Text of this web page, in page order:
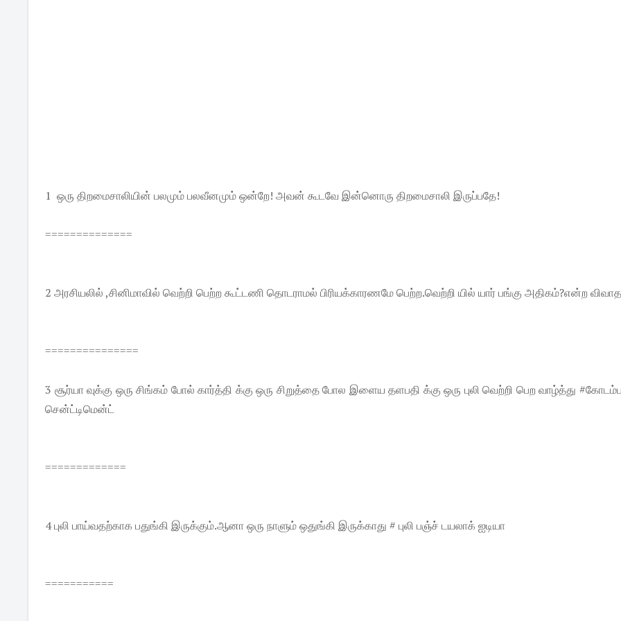
1 ஒரு திறமைசாலியின் பலமும் பலவீனமும் ஒன்றே! அவன் கூடவே இன்னொரு திறமைசாலி இருப்பதே!
==============
2 அரசியலில் ,சினிமாவில் வெற்றி பெற்ற கூட்டணி தொடராமல் பிரியக்காரணமே பெற்ற.வெற்றி யில் யார் பங்கு அதிகம்?என்ற
===============
3 சூர்யா வுக்கு ஒரு சிங்கம் போல் கார்த்தி க்கு ஒரு சிறுத்தை போல இளைய தளபதி க்கு ஒரு புலி வெற்றி பெற வாழ்த்து
சென்ட்டிமென்ட்
=============
4 புலி பாய்வதற்காக பதுங்கி இருக்கும்.ஆனா ஒரு நாளும் ஒதுங்கி இருக்காது # புலி பஞ்ச் டயலாக் ஐடியா
===========